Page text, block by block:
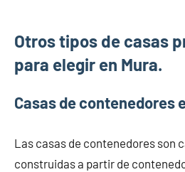
Otros tipos de casas
para elegir en Mura.
Casas de contenedores
Las casas de contenedores son
construidas a partir de